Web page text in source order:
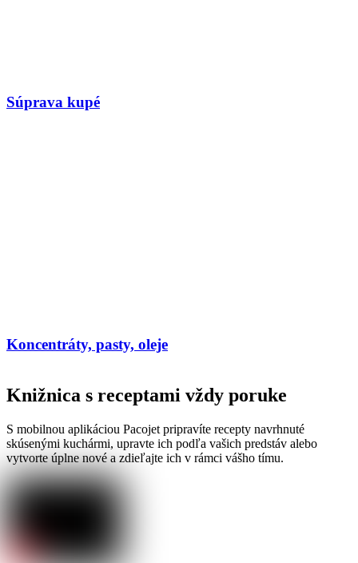
Súprava kupé
Koncentráty, pasty, oleje
Knižnica s receptami vždy poruke
S mobilnou aplikáciou Pacojet pripravíte recepty navrhnuté
skúsenými kuchármi, upravte ich podľa vašich predstáv alebo
vytvorte úplne nové a zdieľajte ich v rámci vášho tímu.